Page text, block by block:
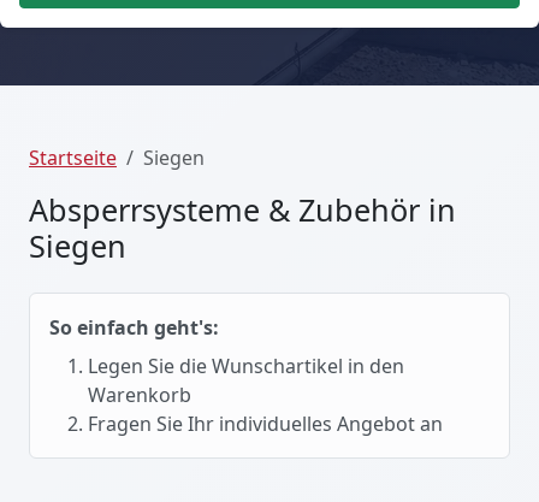
Startseite Siegen
Absperrsysteme & Zubehör in
Siegen
So einfach geht's:
Legen Sie die Wunschartikel in den
Warenkorb
Fragen Sie Ihr individuelles Angebot an